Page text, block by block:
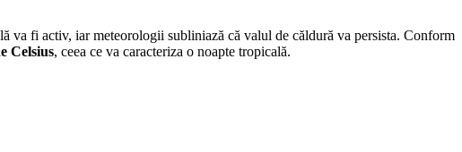
va fi activ, iar meteorologii subliniază că valul de căldură va persista. Conform
Celsius, ceea ce va caracteriza o noapte tropicală.